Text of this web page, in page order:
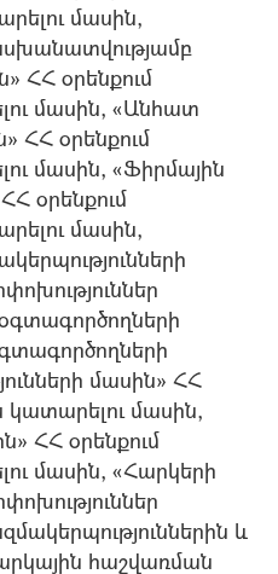
մասին,
ՀՀ օրենքում
մասին, «Անհատ
ՀՀ օրենքում
մասին, «Ֆիրմային
օրենքում
մասին,
մասին» ՀՀ
կատարելու մասին,
ՀՀ օրենքում
մասին, «Հարկերի
և
հաշվառման